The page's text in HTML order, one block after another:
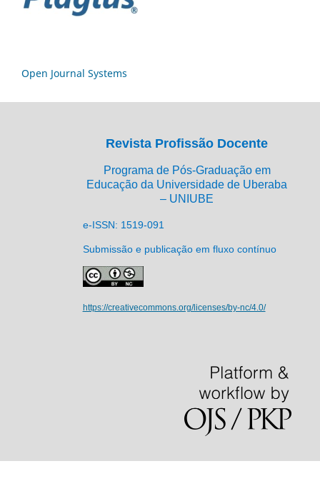
Open Journal Systems
Revista Profissão Docente
Programa de Pós-Graduação em
Educação da Universidade de Uberaba
– UNIUBE
e-ISSN: 1519-091
Submissão e publicação em fluxo contínuo
https://creativecommons.org/licenses/by-nc/4.0/